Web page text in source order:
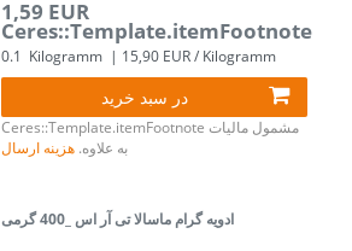
1,59 EUR
Ceres::Template.itemFootnote
0.1 Kilogramm | 15,90 EUR / Kilogramm
در سبد خرید
Ceres::Template.itemFootnote مشمول مالیات
به علاوه. هزینه ارسال
ادویه گرام ماسالا تی آر اس _400 گرمی